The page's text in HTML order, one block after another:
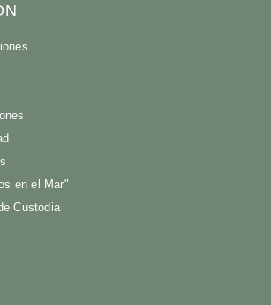
en el Mar"
Custodia